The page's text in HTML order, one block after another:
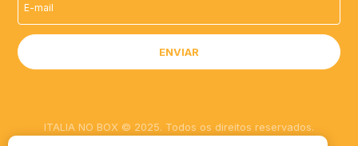
ITALIA NO BOX © 2025. Todos os direitos reservados.